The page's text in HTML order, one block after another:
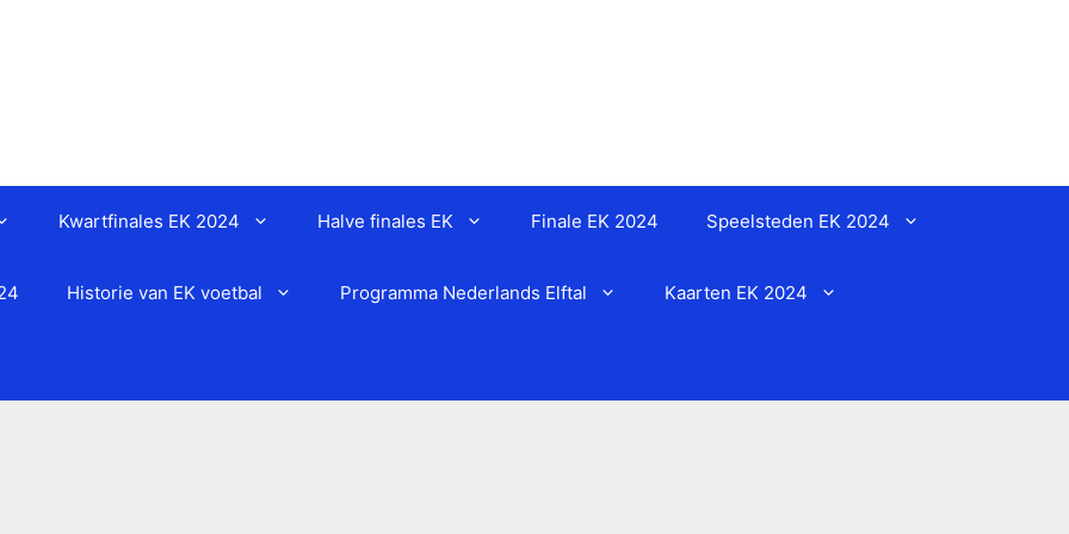
Kwartfinales EK 2024 Halve finales EK Finale EK 2024 Speelsteden EK 2024
Historie van EK voetbal Programma Nederlands Elftal Kaarten EK 2024